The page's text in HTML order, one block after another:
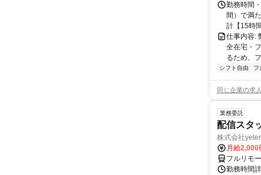
勤務時間
間）で満
計【15時
仕事内容:
全在宅・
るため、
シフト自由 フ
同じ企業の求人
業務委託
配信スタ
株式会社
月給2,000
フルリモ
勤務時間